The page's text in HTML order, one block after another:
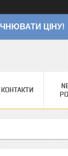
ЦІНУ!
КОНТАКТИ